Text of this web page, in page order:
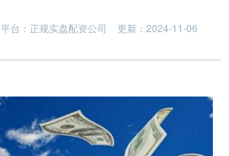
平台：正规实盘配资公司
更新：2024-11-06